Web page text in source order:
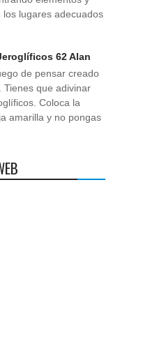
los lugares adecuados
62 Alan
de pensar creado
Tienes que adivinar
Coloca la
amarilla y no pongas